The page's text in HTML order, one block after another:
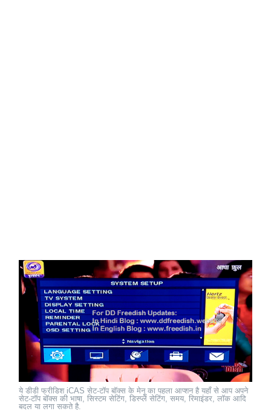
ये डीडी फ्रीडिश iCAS सेट-टॉप बॉक्स के मेनू का पहला आप्शन है यहाँ से आप अपने
सेट-टॉप बॉक्स की भाषा, सिस्टम सेटिंग, डिस्प्ले सेटिंग, समय, रिमाइंडर, लॉक आदि
बदल या लगा सकते है.